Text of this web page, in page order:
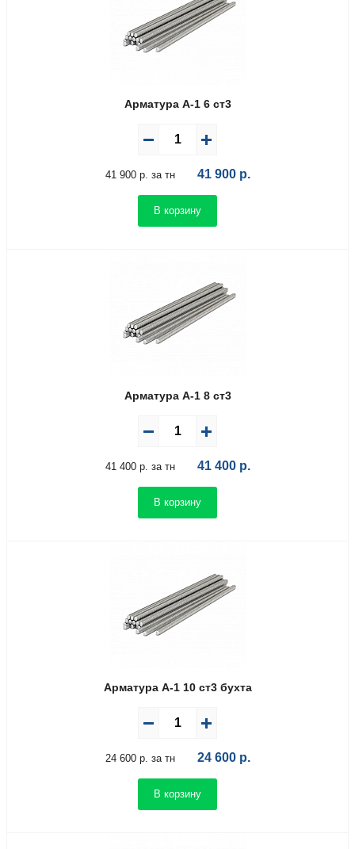
Арматура А-1 6 ст3
41 900 р. за тн 41 900р.
В корзину
Арматура А-1 8 ст3
41 400 р. за тн 41 400р.
В корзину
Арматура А-1 10 ст3 бухта
24 600 р. за тн 24 600р.
В корзину